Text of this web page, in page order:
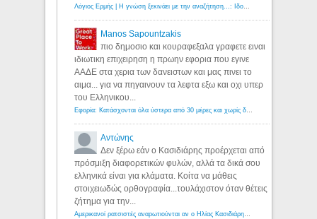
Λόγιος Ερμής | Η γνώση ξεκινάει με την αναζήτηση...: Ιδού οι 18 που χρωστούν 11 δις ευρώ!
Manos Sapountzakis
πιο δημοσιο και κουραφεξαλα γραφετε ειναι
ιδιωτικη επιχειρηση η πρωην εφορια που εγινε
ΑΑΔΕ στα χερια των δανειστων και μας πινει το
αιμα... για να πηγαινουν τα λεφτα εξω και οχι υπερ
του Ελληνικου...
Εφορία: Κατάσχονται όλα ύστερα από 30 μέρες και χωρίς δικαστικές αποφάσεις - Λόγιος Ερμής
Αντώνης
Δεν ξέρω εάν ο Κασιδιάρης προέρχεται από
πρόσμιξη διαφορετικών φυλών, αλλά τα δικά σου
ελληνικά είναι για κλάματα. Κοίτα να μάθεις
στοιχειωδώς ορθογραφία...τουλάχιστον όταν θέτεις
ζήτημα για την...
Αμερικανοί ρατσιστές αναρωτιούνται αν ο Ηλίας Κασιδιάρης ανήκει στη λευκή φυλή... - Λόγιος Ερμής